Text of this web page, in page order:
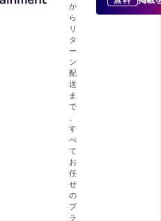
か
ら
リ
タ
ー
ン
配
送
ま
で
、
す
べ
て
お
任
せ
の
プ
ラ